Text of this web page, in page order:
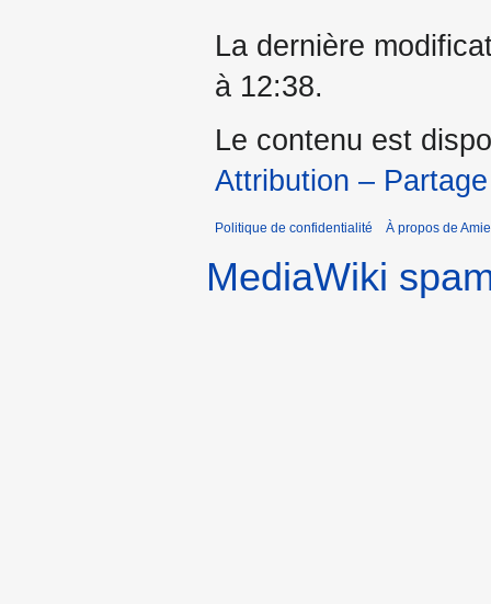
La dernière
à 12:38.
Le contenu est
Attribution –
Politique de confidentialité À propos de
MediaWiki